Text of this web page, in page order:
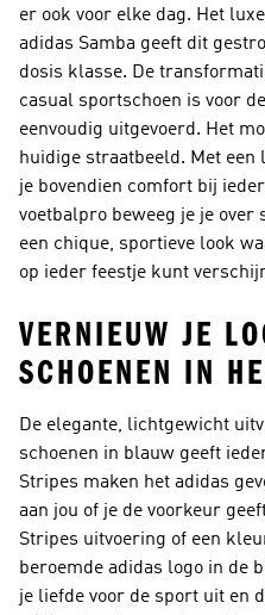
er ook voor elke dag. Het
adidas Samba geeft dit
dosis klasse. De
casual sportschoen is voor
eenvoudig uitgevoerd. Het
huidige straatbeeld. Met
je bovendien comfort bij
voetbalpro beweeg je je over
een chique, sportieve look
op ieder feestje kunt
VERNIEUW JE
SCHOENEN IN
De elegante, lichtgewicht
schoenen in blauw geeft
Stripes maken het adidas
aan jou of je de voorkeur
Stripes uitvoering of een
beroemde adidas logo in de
je liefde voor de sport uit en